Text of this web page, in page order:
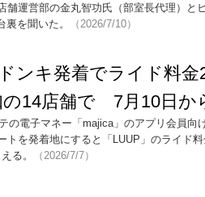
舗運営部の金丸智功氏（部室長代理）と
を聞いた。
（2026/7/10）
ンキ発着でライド料
の14店舗で 7月10日か
の電子マネー「majica」のアプリ会員
トを発着地にすると「LUUP」のライド
る。
（2026/7/7）